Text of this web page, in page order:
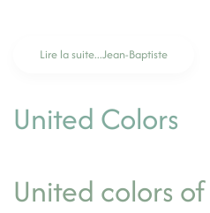
Lire la suite...Jean-Baptiste
United Colors
United colors